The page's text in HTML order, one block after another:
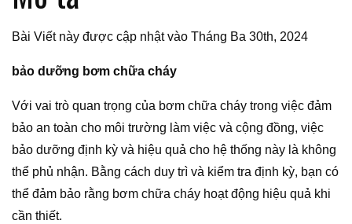
Bài Viết này được cập nhật vào Tháng Ba 30th, 2024
bảo dưỡng bơm chữa cháy
Với vai trò quan trọng của bơm chữa cháy trong việc đảm
bảo an toàn cho môi trường làm việc và cộng đồng, việc
bảo dưỡng định kỳ và hiệu quả cho hệ thống này là không
thể phủ nhận. Bằng cách duy trì và kiểm tra định kỳ, bạn có
thể đảm bảo rằng bơm chữa cháy hoạt động hiệu quả khi
cần thiết.